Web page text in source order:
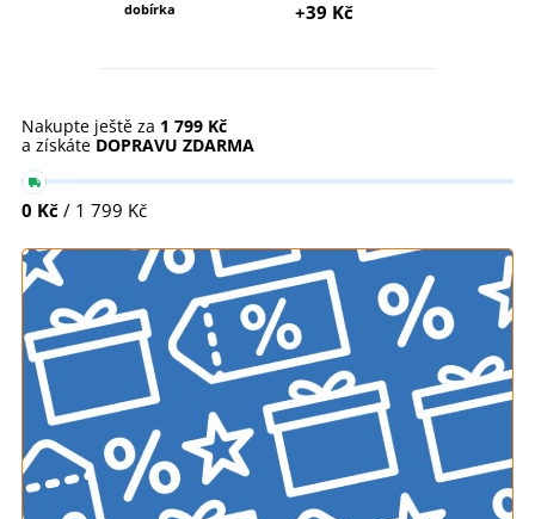
dobírka +39 Kč
Nakupte ještě za 1 799 Kč
a získáte DOPRAVU ZDARMA
0 Kč / 1 799 Kč